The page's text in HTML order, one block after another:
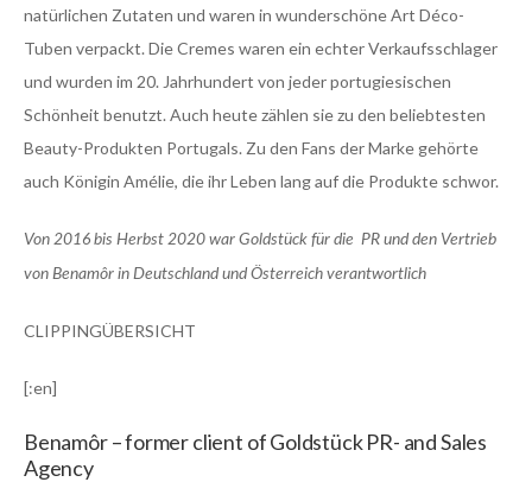
natürlichen Zutaten und waren in wunderschöne Art Déco-
Tuben verpackt. Die Cremes waren ein echter Verkaufsschlager
und wurden im 20. Jahrhundert von jeder portugiesischen
Schönheit benutzt. Auch heute zählen sie zu den beliebtesten
Beauty-Produkten Portugals. Zu den Fans der Marke gehörte
auch Königin Amélie, die ihr Leben lang auf die Produkte schwor.
Von 2016 bis Herbst 2020 war Goldstück für die PR und den Vertrieb
von Benamôr in Deutschland und Österreich verantwortlich
CLIPPINGÜBERSICHT
[:en]
Benamôr – former client of Goldstück PR- and Sales
Agency